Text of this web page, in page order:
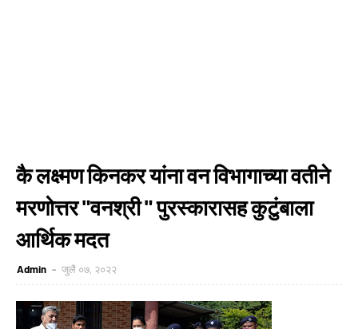
कै लक्ष्मण किनकर यांना वन विभागाच्या वतीने
मरणोत्तर "वनश्री " पुरस्कारासह कुटुंबाला
आर्थिक मदत
Admin जुलै ०७, २०२२